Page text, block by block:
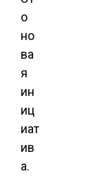
о
но
ва
я
ин
иц
иат
ив
а.